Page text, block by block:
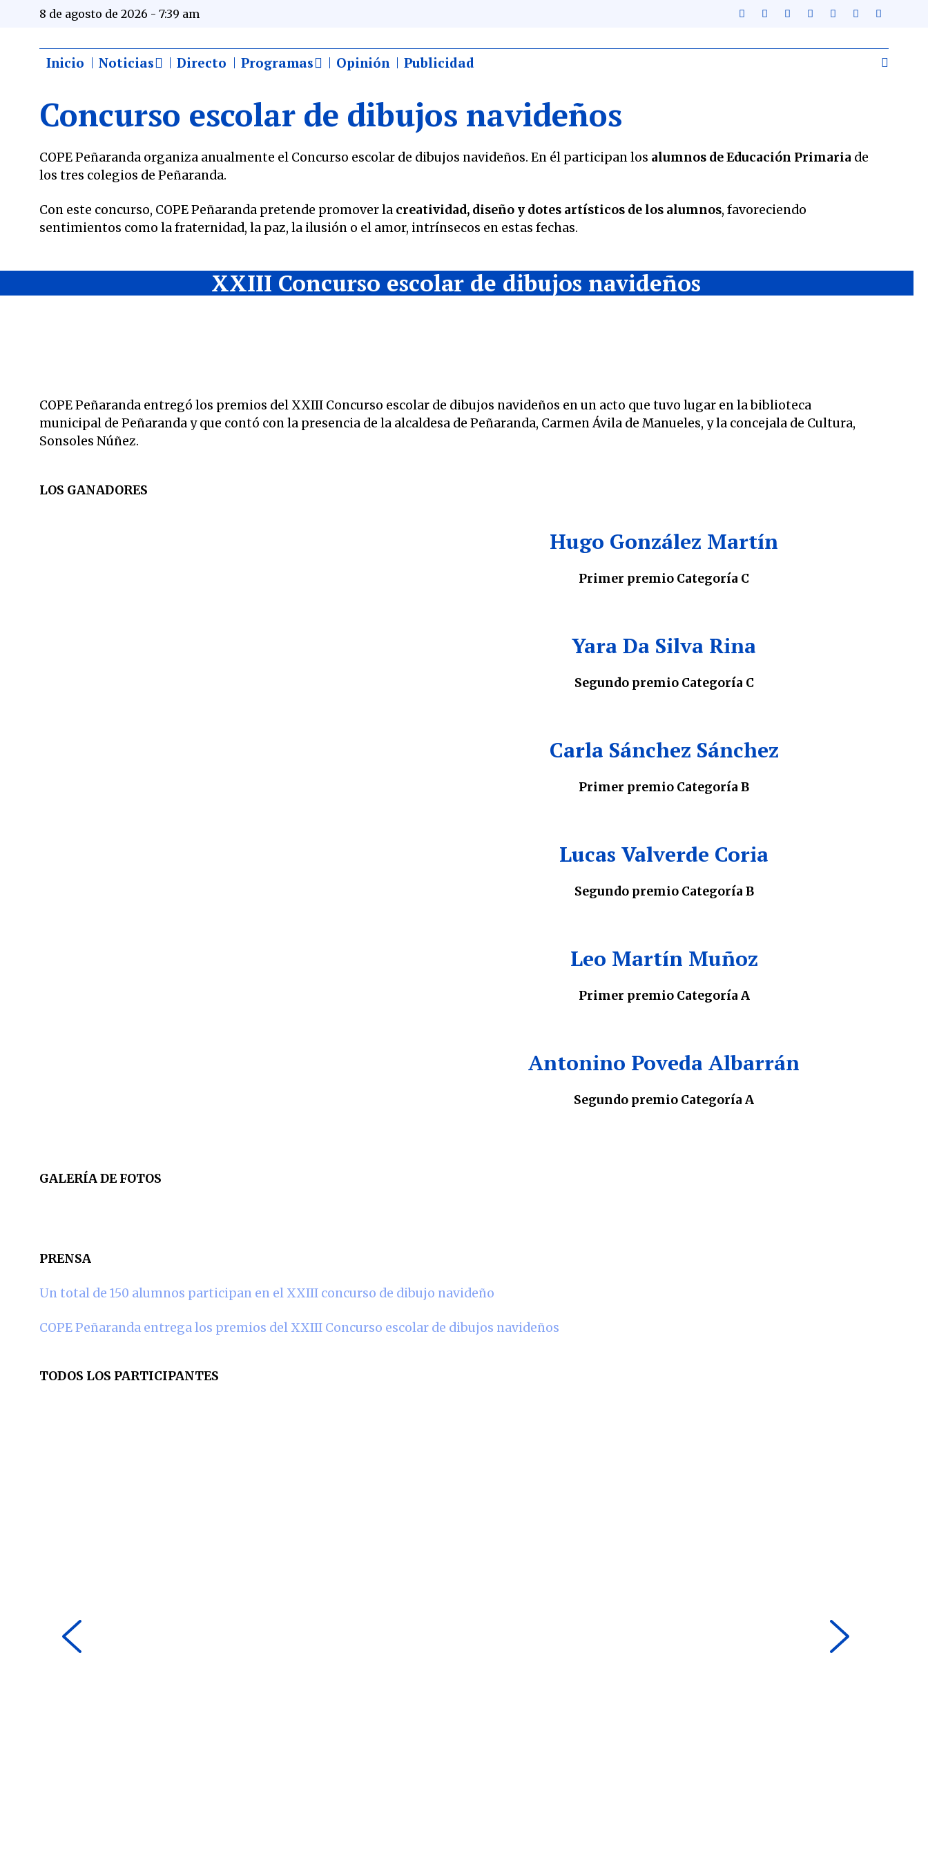
8 de agosto de 2026 - 7:39 am
Inicio Noticias Directo Programas Opinión Publicidad
Concurso escolar de dibujos navideños
COPE Peñaranda organiza anualmente el Concurso escolar de dibujos navideños. En él participan los alumnos de Educación Primaria de
los tres colegios de Peñaranda.
Con este concurso, COPE Peñaranda pretende promover la creatividad, diseño y dotes artísticos de los alumnos, favoreciendo
sentimientos como la fraternidad, la paz, la ilusión o el amor, intrínsecos en estas fechas.
XXIII Concurso escolar de dibujos navideños
COPE Peñaranda entregó los premios del XXIII Concurso escolar de dibujos navideños en un acto que tuvo lugar en la biblioteca
municipal de Peñaranda y que contó con la presencia de la alcaldesa de Peñaranda, Carmen Ávila de Manueles, y la concejala de Cultura,
Sonsoles Núñez.
LOS GANADORES
Hugo González Martín
Primer premio Categoría C
Yara Da Silva Rina
Segundo premio Categoría C
Carla Sánchez Sánchez
Primer premio Categoría B
Lucas Valverde Coria
Segundo premio Categoría B
Leo Martín Muñoz
Primer premio Categoría A
Antonino Poveda Albarrán
Segundo premio Categoría A
GALERÍA DE FOTOS
PRENSA
Un total de 150 alumnos participan en el XXIII concurso de dibujo navideño
COPE Peñaranda entrega los premios del XXIII Concurso escolar de dibujos navideños
TODOS LOS PARTICIPANTES